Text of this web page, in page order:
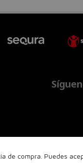
de compra. Puedes